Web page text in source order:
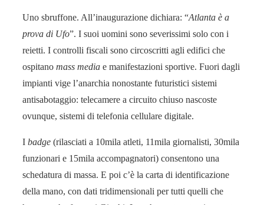
Uno sbruffone. All’inaugurazione dichiara: “Atlan­ta è a
prova di Ufo”. I suoi uomini sono severissimi solo con i
reietti. I controlli fiscali sono circoscritti agli edifici che
ospitano mass media e manifestazioni sportive. Fuori dagli
impianti vige l’anarchia nonostante futuristici siste­mi
antisabotaggio: telecamere a circuito chiuso nascoste
ovunque, sistemi di telefonia cellulare digitale.
I badge (rilasciati a 10mila atleti, 11mila giornalisti, 30mila
funzionari e 15mila accompagnatori) consentono una
schedatura di mas­sa. E poi c’è la carta di identificazione
della mano, con dati tridimensionali per tutti quelli che